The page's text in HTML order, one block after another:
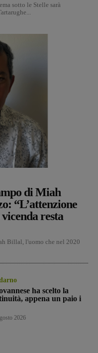
sotto le Stelle sarà
di Miah
“L’attenzione
resta
Billal, l'uomo che nel 2020
ha scelto la
appena un paio i
2026